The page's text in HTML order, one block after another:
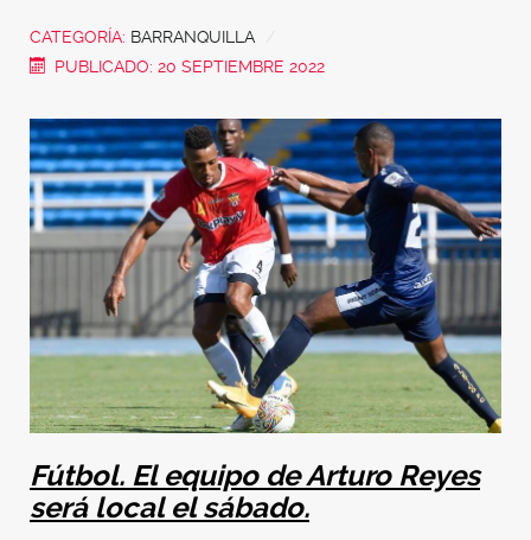
CATEGORÍA: BARRANQUILLA
PUBLICADO: 20 SEPTIEMBRE 2022
Fútbol. El equipo de Arturo Reyes
será local el sábado.